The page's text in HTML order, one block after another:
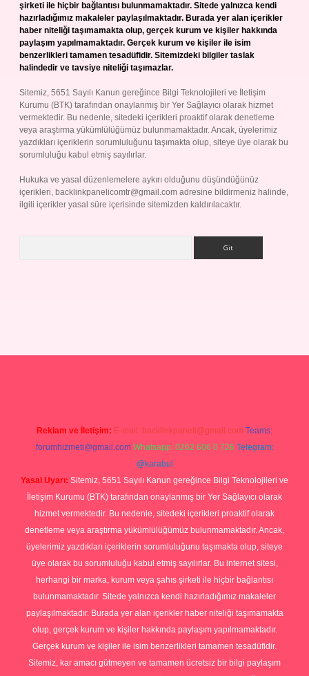
şirketi ile hiçbir bağlantısı bulunmamaktadır. Sitede yalnızca kendi
hazırladığımız makaleler paylaşılmaktadır. Burada yer alan içerikler
haber niteliği taşımamakta olup, gerçek kurum ve kişiler hakkında
paylaşım yapılmamaktadır. Gerçek kurum ve kişiler ile isim
benzerlikleri tamamen tesadüfidir. Sitemizdeki bilgiler taslak
halindedir ve tavsiye niteliği taşımazlar.
Sitemiz, 5651 Sayılı Kanun gereğince Bilgi Teknolojileri ve İletişim
Kurumu (BTK) tarafından onaylanmış bir Yer Sağlayıcı olarak hizmet
vermektedir. Bu nedenle, sitedeki içerikleri proaktif olarak denetleme
veya araştırma yükümlülüğümüz bulunmamaktadır. Ancak, üyelerimiz
yazdıkları içeriklerin sorumluluğunu taşımakta olup, siteye üye olarak bu
sorumluluğu kabul etmiş sayılırlar.
Hukuka ve yasal düzenlemelere aykırı olduğunu düşündüğünüz
içerikleri, backlinkpanelicomtr@gmail.com adresine bildirmeniz halinde,
ilgili içerikler yasal süre içerisinde sitemizden kaldırılacaktır.
Reklam ve İletişim: E-mail: backlinkpaneli@gmail.com Teams:
forumhizmeti@gmail.com Whatsapp: 0262 606 0 726 Telegram:
@karabul
Yasal Uyarı: Sitemiz, 5651 Sayılı Kanun gereğince Bilgi Teknolojileri ve
İletişim Kurumu (BTK) tarafından onaylanmış bir Yer Sağlayıcı olarak
hizmet vermektedir. Bu nedenle, sitedeki içerikleri proaktif olarak
denetleme veya araştırma yükümlülüğümüz bulunmamaktadır. Ancak,
üyelerimiz yazdıkları içeriklerin sorumluluğunu taşımakta olup, siteye
üye olarak bu sorumluluğu kabul etmiş sayılırlar. Bu internet sitesi,
herhangi bir marka, kurum veya şahıs şirketi ile hiçbir bağlantısı
bulunmamaktadır. Sitede yalnızca kendi hazırladığımız makaleler
paylaşılmaktadır. Burada yer alan içerikler haber niteliği taşımamakta
olup, gerçek kurum ve kişiler hakkında paylaşım yapılmamaktadır.
Gerçek kurum ve kişiler ile isim benzerlikleri tamamen tesadüfidir.
Sitemiz, kar amacı gütmeyen ve tamamen ücretsiz bir bilgi paylaşım